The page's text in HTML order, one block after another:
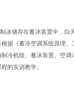
冰储存在蓄冰装置中，白
据《蓄冷空调系统原理
冷机组、蓄冰装置、空
的实训教学。